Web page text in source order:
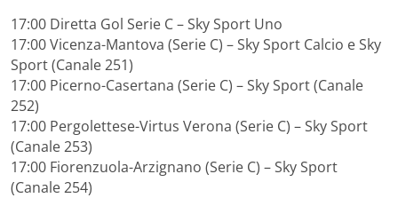
17:00 Diretta Gol Serie C – Sky Sport Uno
17:00 Vicenza-Mantova (Serie C) – Sky Sport Calcio e Sky
Sport (Canale 251)
17:00 Picerno-Casertana (Serie C) – Sky Sport (Canale
252)
17:00 Pergolettese-Virtus Verona (Serie C) – Sky Sport
(Canale 253)
17:00 Fiorenzuola-Arzignano (Serie C) – Sky Sport
(Canale 254)